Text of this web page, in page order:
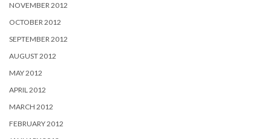
NOVEMBER 2012
OCTOBER 2012
SEPTEMBER 2012
AUGUST 2012
MAY 2012
APRIL 2012
MARCH 2012
FEBRUARY 2012